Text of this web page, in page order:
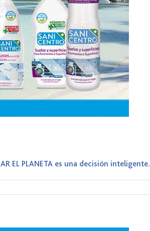
EL PLANETA es una decisión inteligente.